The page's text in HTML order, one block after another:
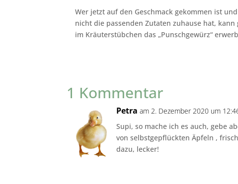
Wer jetzt auf den Geschmack gekommen ist und
nicht die passenden Zutaten zuhause hat, kann
im Kräuterstübchen das „Punschgewürz“
1 Kommentar
Petra am 2. Dezember 2020 um
Supi, so mache ich es auch, gebe
von selbstgepflückten Äpfeln ,
dazu, lecker!